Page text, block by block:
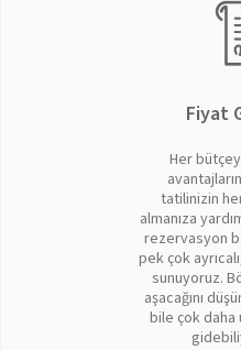
Fiyat
Her
tatilinizin
almanıza
rezervasyon
pek çok
sunuyoruz.
aşacağını
bile çok